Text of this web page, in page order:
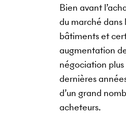
Bien avant
du marché dans
bâtiments et
augmentation
négociation
dernières
d’un grand
acheteurs.